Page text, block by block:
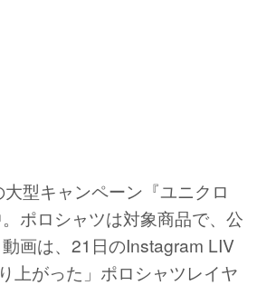
型キャンペーン『ユニクロ
ポロシャツは対象商品で、公
画は、21日のInstagram LIV
上がった」ポロシャツレイヤ